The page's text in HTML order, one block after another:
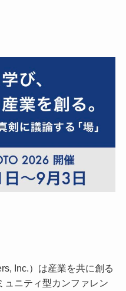
Inc.）は産業を共に創る
ュニティ型カンファレン